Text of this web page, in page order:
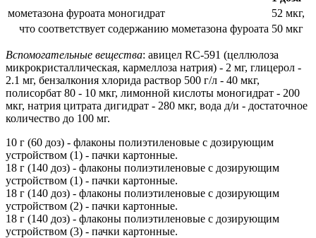
мометазона фуроата моногидрат
52 мкг,
что соответствует содержанию мометазона фуроата 50 мкг
Вспомогательные вещества: авицел RC-591 (целлюлоза
микрокристаллическая, кармеллоза натрия) - 2 мг, глицерол -
2.1 мг, бензалкония хлорида раствор 500 г/л - 40 мкг,
полисорбат 80 - 10 мкг, лимонной кислоты моногидрат - 200
мкг, натрия цитрата дигидрат - 280 мкг, вода д/и - достаточное
количество до 100 мг.
10 г (60 доз) - флаконы полиэтиленовые с дозирующим
устройством (1) - пачки картонные.
18 г (140 доз) - флаконы полиэтиленовые с дозирующим
устройством (1) - пачки картонные.
18 г (140 доз) - флаконы полиэтиленовые с дозирующим
устройством (2) - пачки картонные.
18 г (140 доз) - флаконы полиэтиленовые с дозирующим
устройством (3) - пачки картонные.